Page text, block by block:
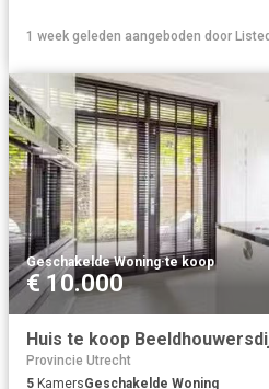
1 week geleden aangeboden door
Geschakelde Woning·te koop
€ 10.000
Provincie Utrecht
5 KamersGeschakelde Woning